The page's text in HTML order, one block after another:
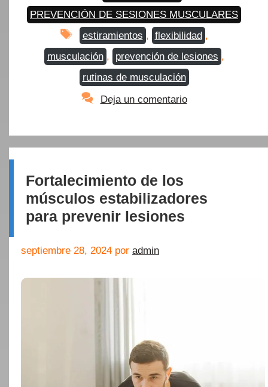
PREVENCIÓN DE SESIONES MUSCULARES
Etiquetas
estiramientos , flexibilidad ,
musculación , prevención de lesiones ,
rutinas de musculación
Deja un comentario
Fortalecimiento de los
músculos estabilizadores
para prevenir lesiones
septiembre 28, 2024 por admin